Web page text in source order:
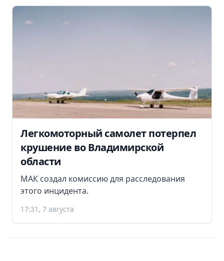
Легкомоторный самолет потерпел
крушение во Владимирской
области
МАК создал комиссию для расследования
этого инцидента.
17:31, 7 августа